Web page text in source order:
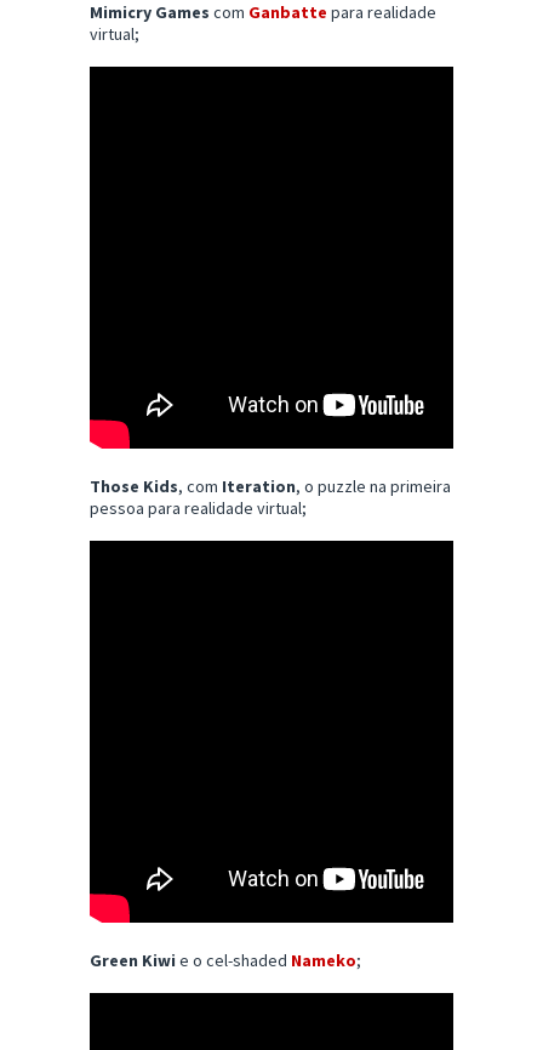
Mimicry Games com Ganbatte para realidade
virtual;
Those Kids, com Iteration, o puzzle na primeira
pessoa para realidade virtual;
Green Kiwi e o cel-shaded Nameko;